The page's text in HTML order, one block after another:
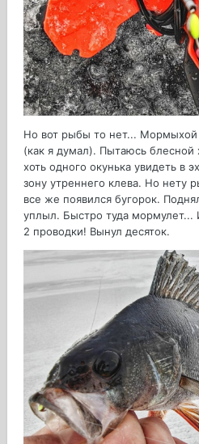
Но вот рыбы то нет... Мормыхой
(как я думал). Пытаюсь блесной
хоть одного окунька увидеть в
зону утреннего клева. Но нету
все же появился бугорок.
уплыл. Быстро туда мормулет...
2 проводки! Вынул десяток.